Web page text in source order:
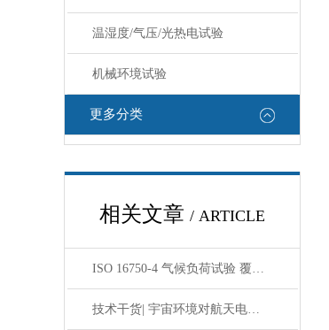
温湿度/气压/光热电试验
机械环境试验
更多分类
相关文章 / ARTICLE
ISO 16750-4 气候负荷试验 覆盖车辆极温湿度环境
技术干货| 宇宙环境对航天电子元器件的影响-宇宙环境及其影响